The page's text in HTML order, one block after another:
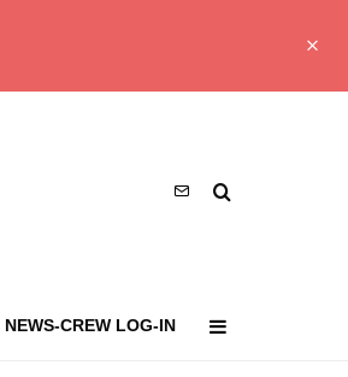
NEWS-CREW LOG-IN